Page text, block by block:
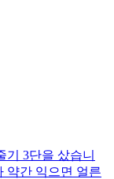
3단을 샀습니
약간 익으면 얼른